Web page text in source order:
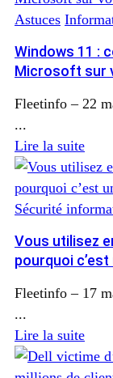
Astuces
Windows 11 :
Microsoft sur
Fleetinfo – 22
...
Lire la suite
Sécurité
Vous utilisez
pourquoi
Fleetinfo – 17
...
Lire la suite